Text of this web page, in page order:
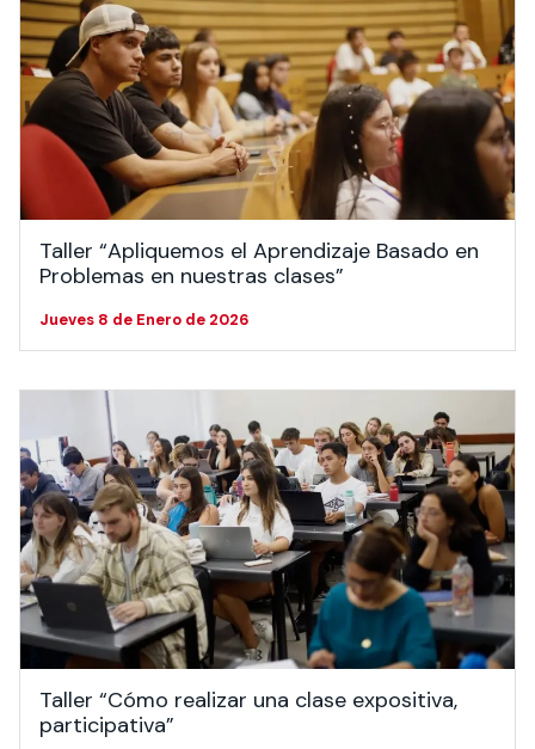
Taller “Apliquemos el Aprendizaje Basado en
Problemas en nuestras clases”
Jueves 8 de Enero de 2026
Taller “Cómo realizar una clase expositiva,
participativa”